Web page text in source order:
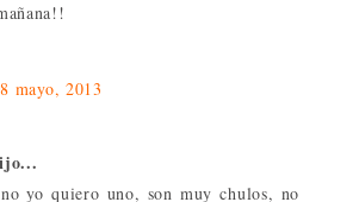
mayo, 2013
yo quiero uno, son muy chulos, no